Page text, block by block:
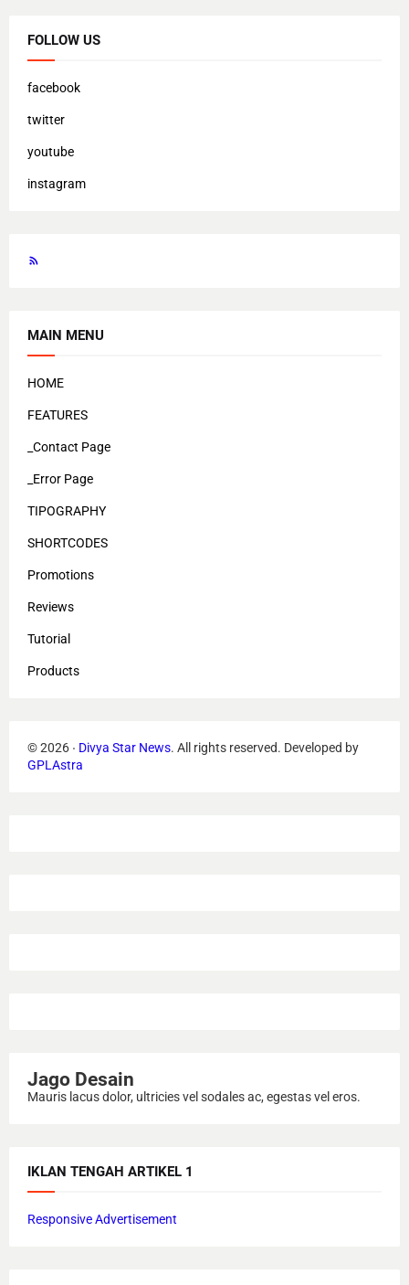
FOLLOW US
facebook
twitter
youtube
instagram
MAIN MENU
HOME
FEATURES
_Contact Page
_Error Page
TIPOGRAPHY
SHORTCODES
Promotions
Reviews
Tutorial
Products
©2026 ‧ Divya Star News. All rights reserved. Developed by
GPLAstra
Jago Desain
Mauris lacus dolor, ultricies vel sodales ac, egestas vel eros.
IKLAN TENGAH ARTIKEL 1
Responsive Advertisement